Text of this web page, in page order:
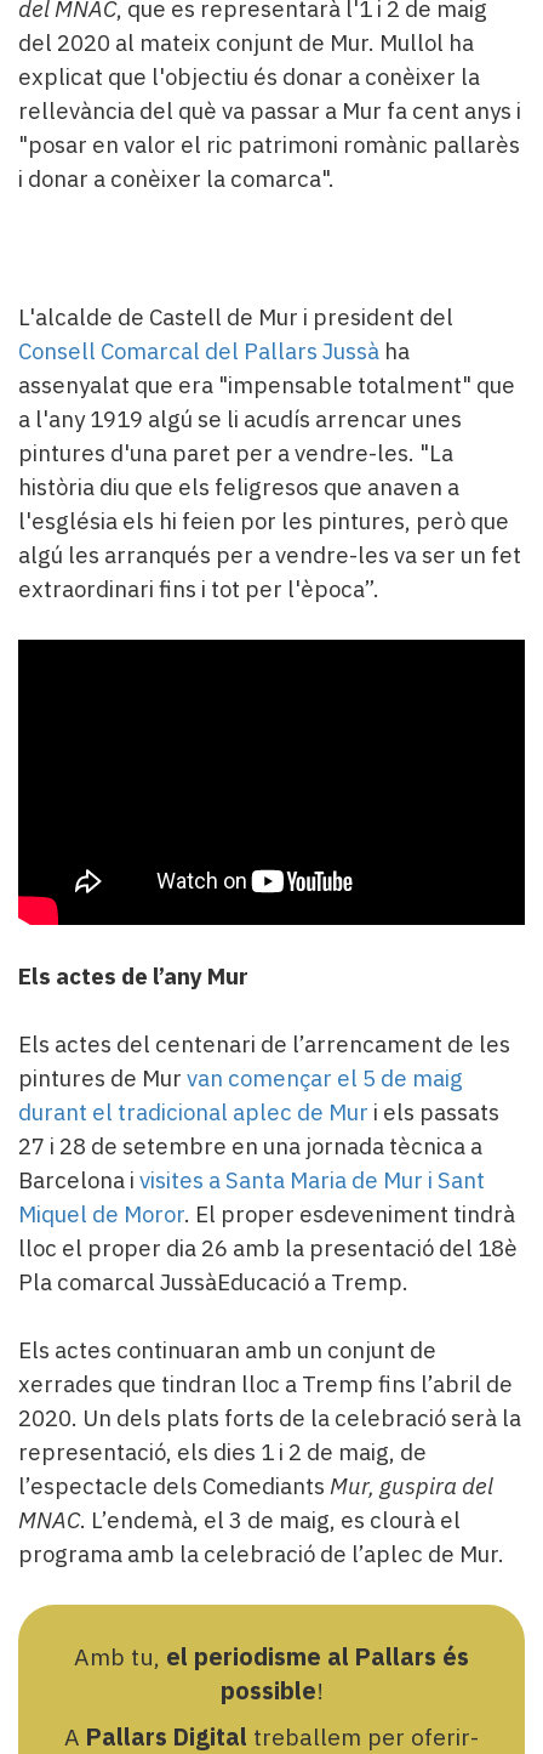
del MNAC, que es representarà l'1 i 2 de maig
del 2020 al mateix conjunt de Mur. Mullol ha
explicat que l'objectiu és donar a conèixer la
rellevància del què va passar a Mur fa cent anys i
"posar en valor el ric patrimoni romànic pallarès
i donar a conèixer la comarca".
L'alcalde de Castell de Mur i president del
Consell Comarcal del Pallars Jussà ha
assenyalat que era "impensable totalment" que
a l'any 1919 algú se li acudís arrencar unes
pintures d'una paret per a vendre-les. "La
història diu que els feligresos que anaven a
l'església els hi feien por les pintures, però que
algú les arranqués per a vendre-les va ser un fet
extraordinari fins i tot per l'època”.
Els actes de l’any Mur
Els actes del centenari de l’arrencament de les
pintures de Mur van començar el 5 de maig
durant el tradicional aplec de Mur i els passats
27 i 28 de setembre en una jornada tècnica a
Barcelona i visites a Santa Maria de Mur i Sant
Miquel de Moror. El proper esdeveniment tindrà
lloc el proper dia 26 amb la presentació del 18è
Pla comarcal JussàEducació a Tremp.
Els actes continuaran amb un conjunt de
xerrades que tindran lloc a Tremp fins l’abril de
2020. Un dels plats forts de la celebració serà la
representació, els dies 1 i 2 de maig, de
l’espectacle dels Comediants Mur, guspira del
MNAC. L’endemà, el 3 de maig, es clourà el
programa amb la celebració de l’aplec de Mur.
Amb tu, el periodisme al Pallars és
possible!
A Pallars Digital treballem per oferir-